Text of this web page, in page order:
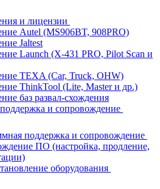
и лицензии
Autel (MS906BT, 908PRO)
Jaltest
Launch (X-431 PRO, Pilot Scan и
TEXA (Car, Truck, OHW)
ThinkTool (Lite, Master и др.)
баз развал-схождения
и сопровождение
поддержка и сопровождение
ПО (настройка, продление,
оборудования